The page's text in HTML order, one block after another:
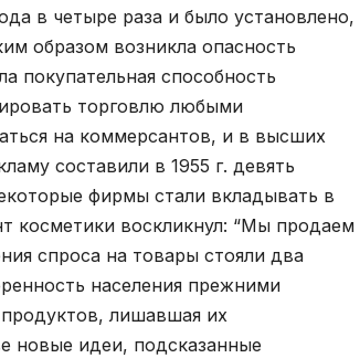
в четыре раза и было установлено,
образом возникла опасность
покупательная способность
торговлю любыми
на коммерсантов, и в высших
составили в 1955 г. девять
фирмы стали вкладывать в
косметики воскликнул: “Мы продаем
спроса на товары стояли два
населения прежними
лишавшая их
новые идеи, подсказанные